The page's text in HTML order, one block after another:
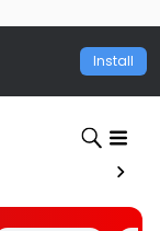
Install